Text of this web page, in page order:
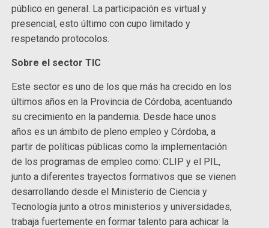
público en general. La participación es virtual y
presencial, esto último con cupo limitado y
respetando protocolos.
Sobre el sector TIC
Este sector es uno de los que más ha crecido en los
últimos años en la Provincia de Córdoba, acentuando
su crecimiento en la pandemia. Desde hace unos
años es un ámbito de pleno empleo y Córdoba, a
partir de políticas públicas como la implementación
de los programas de empleo como: CLIP y el PIL,
junto a diferentes trayectos formativos que se vienen
desarrollando desde el Ministerio de Ciencia y
Tecnología junto a otros ministerios y universidades,
trabaja fuertemente en formar talento para achicar la